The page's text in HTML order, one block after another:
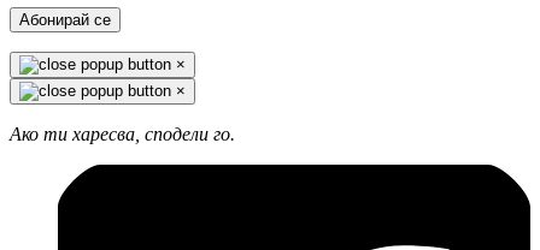
Абонирай се
×
×
Ако ти харесва, сподели го.